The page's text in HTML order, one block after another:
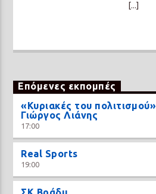
[...]
Επόμενες εκπομπές
«Κυριακές του πολιτισμού»
Γιώργος Λιάνης
17:00
Real Sports
19:00